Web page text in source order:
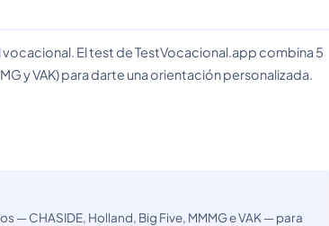
El test de TestVocacional.app combina 5
y VAK) para darte una orientación personalizada.
— CHASIDE, Holland, Big Five, MMMG e VAK — para